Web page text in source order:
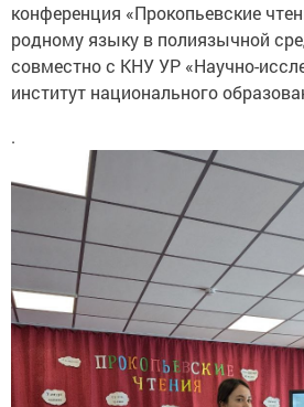
конференция «Прокопьевские
родному языку в полиязычной
совместно с КНУ УР «Научно-
институт национального
.